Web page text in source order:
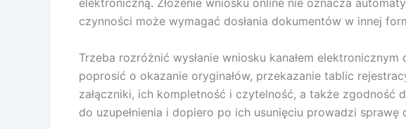
elektroniczną. Złożenie wniosku online nie oznacza
czynności może wymagać dosłania dokumentów w innej
Trzeba rozróżnić wysłanie wniosku kanałem
poprosić o okazanie oryginałów, przekazanie tablic
załączniki, ich kompletność i czytelność, a także zgodność
do uzupełnienia i dopiero po ich usunięciu prowadzi sprawę